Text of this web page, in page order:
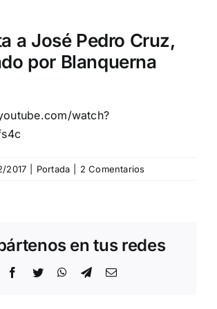
a José Pedro Cruz,
por Blanquerna
watch?
2017 Portada 2 Comentarios
en tus redes
Facebook
Twitter WhatsApp
TelegramCorreo